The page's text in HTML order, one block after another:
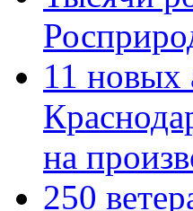
11 новых
на
250